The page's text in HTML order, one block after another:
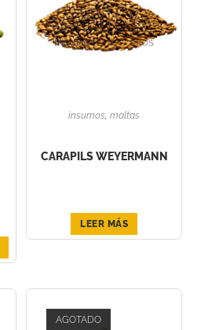
insumos ,maltas
CARAPILS WEYERMANN
LEER MÁS
AGOTADO